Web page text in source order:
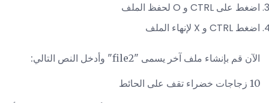
اضغط على CTRL و O لحفظ الملف
اضغط CTRL و X لإنهاء الملف
الآن قم بإنشاء ملف آخر يسمى "file2" وأدخل النص التالي:
10 زجاجات خضراء تقف على الحائط